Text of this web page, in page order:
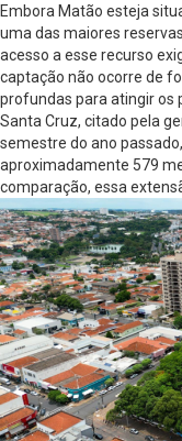
Embora Matão esteja
uma das maiores
acesso a esse recurso
captação não ocorre de
profundas para atingir os
Santa Cruz, citado pela
semestre do ano
aproximadamente 579
comparação, essa